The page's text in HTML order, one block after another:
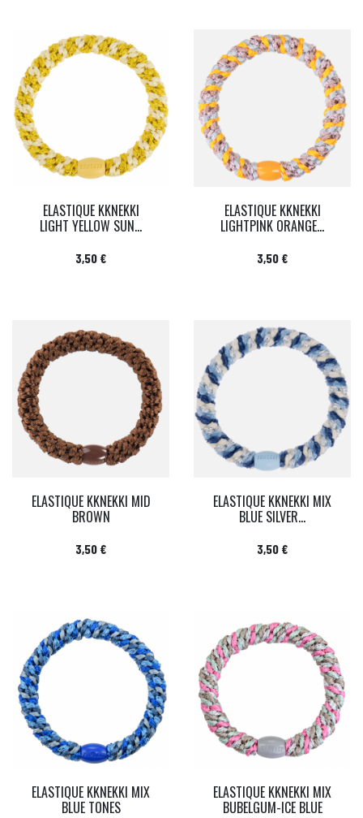
ELASTIQUE KKNEKKI
LIGHT YELLOW SUN...
Prix
3,50 €
ELASTIQUE KKNEKKI
LIGHTPINK ORANGE...
Prix
3,50 €
ELASTIQUE KKNEKKI MID
BROWN
Prix
3,50 €
ELASTIQUE KKNEKKI MIX
BLUE SILVER...
Prix
3,50 €
ELASTIQUE KKNEKKI MIX
BLUE TONES
ELASTIQUE KKNEKKI MIX
BUBELGUM-ICE BLUE